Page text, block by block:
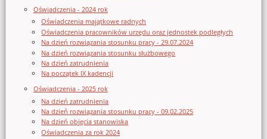
Oświadczenia - 2024 rok
Oświadczenia majątkowe radnych
Oświadczenia pracowników urzędu oraz jednostek podległych
Na dzień rozwiązania stosunku pracy - 29.07.2024
Na dzień rozwiązania stosunku służbowego
Na dzień zatrudnienia
Na początek IX kadencji
Oświadczenia - 2025 rok
Na dzień zatrudnienia
Na dzień rozwiązania stosunku pracy - 09.02.2025
Na dzień objęcia stanowiska
Oświadczenia za rok 2024